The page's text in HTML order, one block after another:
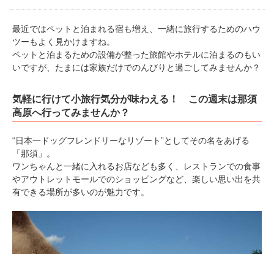
最近ではペットと泊まれる宿も増え、一緒に旅行するためのハウ
ツーもよく見かけますね。
ペットと泊まるための設備が整った旅館やホテルに泊まるのもい
いですが、たまには家族だけでのんびりと過ごしてみませんか？
気軽に行けて小旅行気分が味わえる！ この週末は那須
高原へ行ってみませんか？
“日本一ドッグフレンドリーなリゾート”としてその名をあげる
「那須」。
ワンちゃんと一緒に入れるお店なども多く、レストランでの食事
やアウトレットモールでのショッピングなど、楽しい思い出を共
有できる場所が多いのが魅力です。